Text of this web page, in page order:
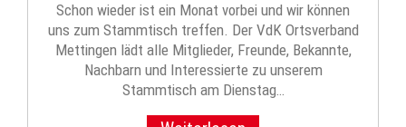
Schon wieder ist ein Monat vorbei und wir können
uns zum Stammtisch treffen. Der VdK Ortsverband
Mettingen lädt alle Mitglieder, Freunde, Bekannte,
Nachbarn und Interessierte zu unserem
Stammtisch am Dienstag…